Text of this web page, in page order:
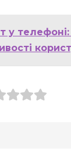
у телефоні: